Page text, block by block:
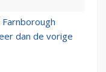
dan de vorige